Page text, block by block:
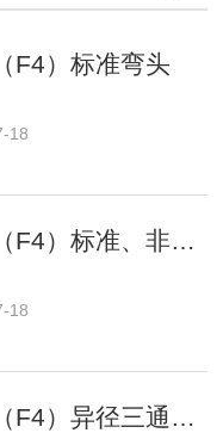
F4）标准弯头
18
钢衬四氟（F4）标准、非标三通
18
钢衬四氟（F4）异径三通DN200/100